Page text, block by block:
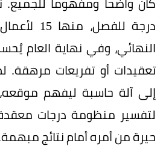
النهائي، وفي نهاية العام
تعقيدات أو تفريعات مرهقة.
إلى آلة حاسبة ليفهم
لتفسير منظومة درجات
حيرة من أمره أمام نتائج